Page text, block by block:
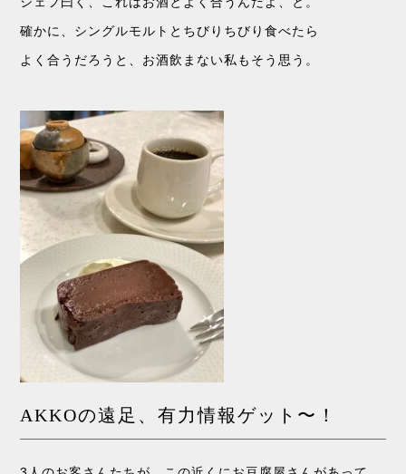
確かに、シングルモルトとちびりちびり食べたら
よく合うだろうと、お酒飲まない私もそう思う。
AKKOの遠足、有力情報ゲット〜！